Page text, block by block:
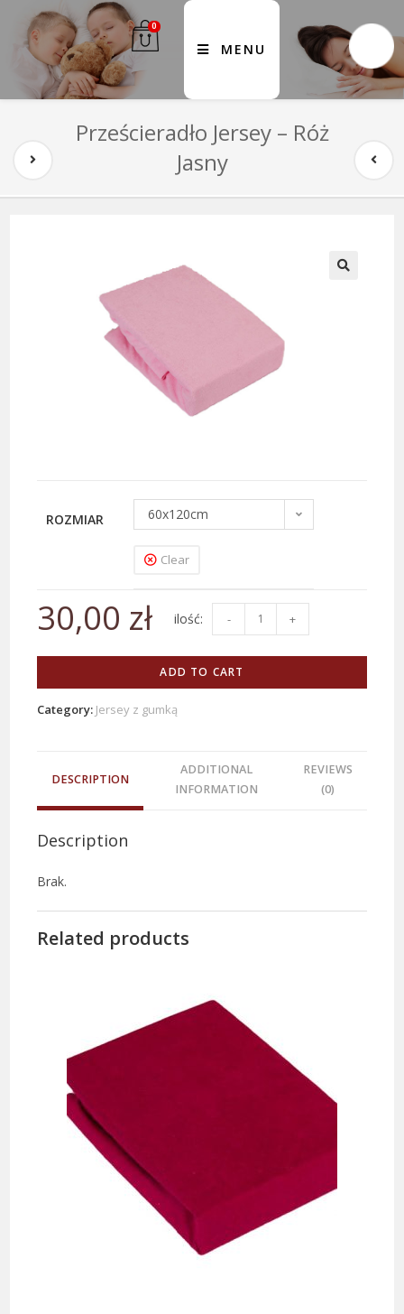
0
MENU
Prześcieradło Jersey – Róż
Jasny
ROZMIAR 60x120cm
Clear
30,00 zł - +
ADD TO CART
Category: Jersey z gumką
DESCRIPTION
ADDITIONAL
INFORMATION
REVIEWS
(0)
Description
Brak.
Related products